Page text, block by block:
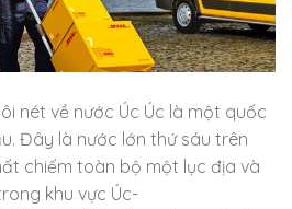
nét về nước Úc Úc là một quốc
Đây là nước lớn thứ sáu trên
chiếm toàn bộ một lục địa và
khu vực Úc-